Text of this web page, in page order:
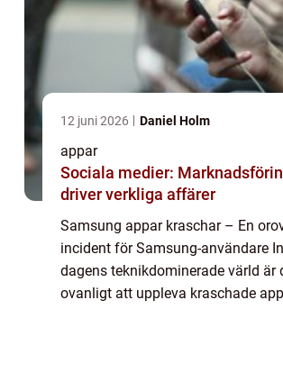
12 juni 2026 Daniel Holm
appar
Sociala medier:
driver verkliga affärer
Samsung appar kraschar – En
incident för Samsung-användare
dagens teknikdominerade värld är
ovanligt att uppleva kraschade